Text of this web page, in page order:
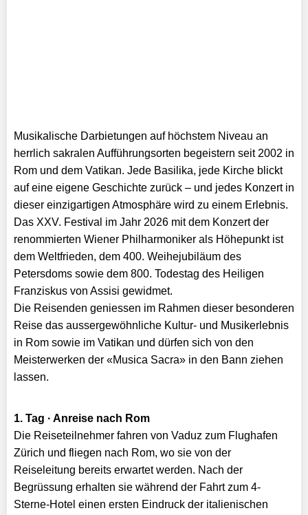
Musikalische Darbietungen auf höchstem Niveau an
herrlich sakralen Aufführungsorten begeistern seit 2002 in
Rom und dem Vatikan. Jede Basilika, jede Kirche blickt
auf eine eigene Geschichte zurück – und jedes Konzert in
dieser einzigartigen Atmosphäre wird zu einem Erlebnis.
Das XXV. Festival im Jahr 2026 mit dem Konzert der
renommierten Wiener Philharmoniker als Höhepunkt ist
dem Weltfrieden, dem 400. Weihejubiläum des
Petersdoms sowie dem 800. Todestag des Heiligen
Franziskus von Assisi gewidmet.
Die Reisenden geniessen im Rahmen dieser besonderen
Reise das aussergewöhnliche Kultur- und Musikerlebnis
in Rom sowie im Vatikan und dürfen sich von den
Meisterwerken der «Musica Sacra» in den Bann ziehen
lassen.
1. Tag · Anreise nach Rom
Die Reiseteilnehmer fahren von Vaduz zum Flughafen
Zürich und fliegen nach Rom, wo sie von der
Reiseleitung bereits erwartet werden. Nach der
Begrüssung erhalten sie während der Fahrt zum 4-
Sterne-Hotel einen ersten Eindruck der italienischen